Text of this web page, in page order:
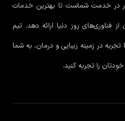
در خدمت شماست تا بهترین خدمات
از فناوری‌های روز دنیا ارائه دهد. تیم
در زمینه زیبایی و درمان، به شما
را تجربه کنید.